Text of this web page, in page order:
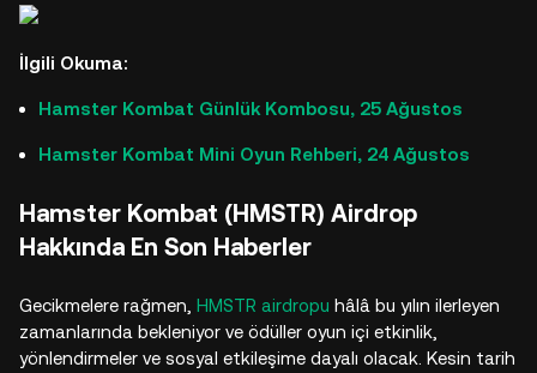
İlgili Okuma:
Hamster Kombat Günlük Kombosu, 25 Ağustos
Hamster Kombat Mini Oyun Rehberi, 24 Ağustos
Hamster Kombat (HMSTR) Airdrop
Hakkında En Son Haberler
Gecikmelere rağmen, HMSTR airdropu hâlâ bu yılın ilerleyen
zamanlarında bekleniyor ve ödüller oyun içi etkinlik,
yönlendirmeler ve sosyal etkileşime dayalı olacak. Kesin tarih